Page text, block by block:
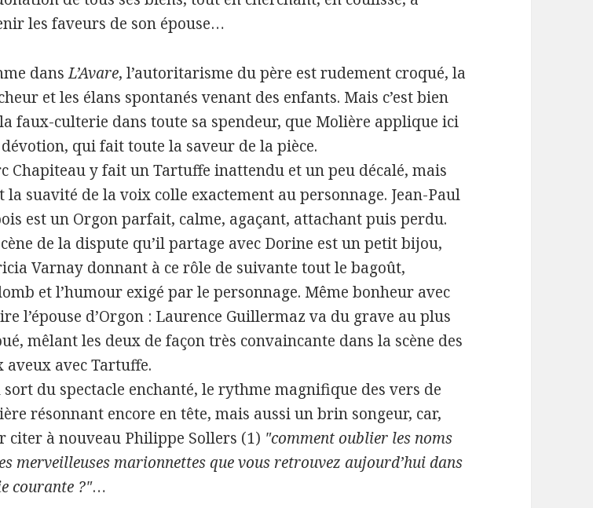
les faveurs de son épouse…
dansL’Avare, l’autoritarisme du père est rudement croqué, la
et les élans spontanés venant des enfants. Mais c’est bien
faux-culterie dans toute sa spendeur, que Molière applique ici
qui fait toute la saveur de la pièce.
Chapiteau y fait un Tartuffe inattendu et un peu décalé, mais
la suavité de la voix colle exactement au personnage. Jean-Paul
est un Orgon parfait, calme, agaçant, attachant puis perdu.
de la dispute qu’il partage avec Dorine est un petit bijou,
Varnay donnant à ce rôle de suivante tout le bagoût,
et l’humour exigé par le personnage. Même bonheur avec
l’épouse d’Orgon : Laurence Guillermaz va du grave au plus
mêlant les deux de façon très convaincante dans la scène des
aveux avec Tartuffe.
sort du spectacle enchanté, le rythme magnifique des vers de
résonnant encore en tête, mais aussi un brin songeur, car,
citer à nouveau Philippe Sollers (1) "comment oublier les noms
merveilleuses marionnettes que vous retrouvez aujourd’hui dans
courante ?"…